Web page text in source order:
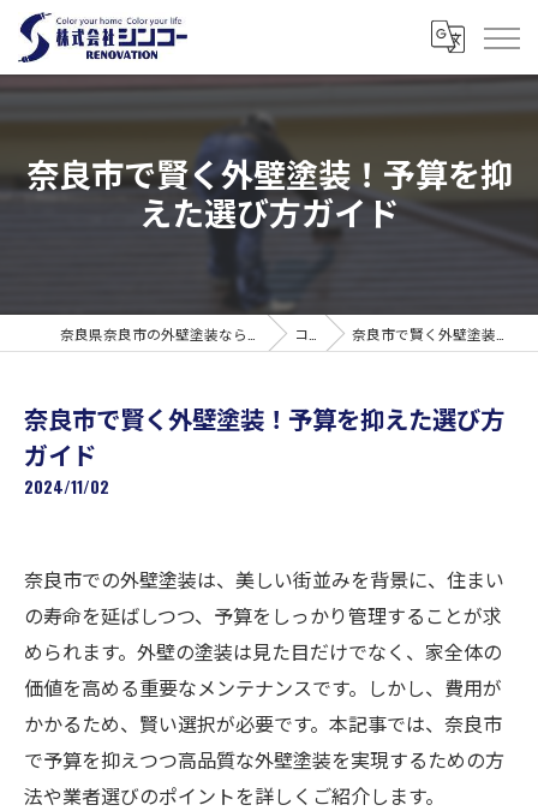
奈良市で賢く外壁塗装！予算を抑
えた選び方ガイド
コラム 奈良市で賢く外壁塗装！予算を抑えた選び方ガイド
奈良市で賢く外壁塗装！予算を抑えた選び方
ガイド
2024/11/02
奈良市での外壁塗装は、美しい街並みを背景に、住まい
の寿命を延ばしつつ、予算をしっかり管理することが求
められます。外壁の塗装は見た目だけでなく、家全体の
価値を高める重要なメンテナンスです。しかし、費用が
かかるため、賢い選択が必要です。本記事では、奈良市
で予算を抑えつつ高品質な外壁塗装を実現するための方
法や業者選びのポイントを詳しくご紹介します。